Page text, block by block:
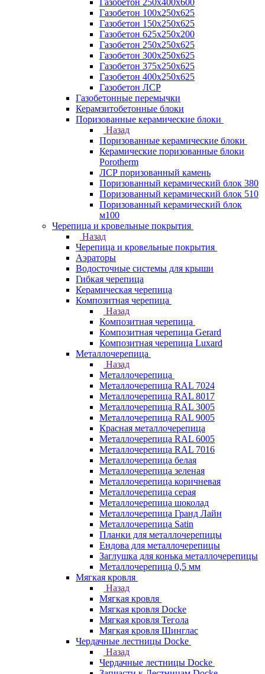
Газобетон 250x400x600
Газобетон 100х250х625
Газобетон 150х250х625
Газобетон 625х250х200
Газобетон 250х250х625
Газобетон 300х250х625
Газобетон 375х250х625
Газобетон 400х250х625
Газобетон ЛСР
Газобетонные перемычки
Керамзитобетонные блоки
Поризованные керамические блоки
Назад
Поризованные керамические блоки
Керамические поризованные блоки
Porotherm
ЛСР поризованный камень
Поризованный керамический блок 380
Поризованный керамический блок 510
Поризованный керамический блок
м100
Черепица и кровельные покрытия
Назад
Черепица и кровельные покрытия
Аэраторы
Водосточные системы для крыши
Гибкая черепица
Керамическая черепица
Композитная черепица
Назад
Композитная черепица
Композитная черепица Gerard
Композитная черепица Luxard
Металлочерепица
Назад
Металлочерепица
Металлочерепица RAL 7024
Металлочерепица RAL 8017
Металлочерепица RAL 3005
Металлочерепица RAL 9005
Красная металлочерепица
Металлочерепица RAL 6005
Металлочерепица RAL 7016
Металлочерепица белая
Металлочерепица зеленая
Металлочерепица коричневая
Металлочерепица серая
Металлочерепица шоколад
Металлочерепица Гранд Лайн
Металлочерепица Satin
Планки для металлочерепицы
Ендова для металлочерепицы
Заглушка для конька металлочерепицы
Металлочерепица 0,5 мм
Мягкая кровля
Назад
Мягкая кровля
Мягкая кровля Docke
Мягкая кровля Тегола
Мягкая кровля Шинглас
Чердачные лестницы Docke
Назад
Чердачные лестницы Docke